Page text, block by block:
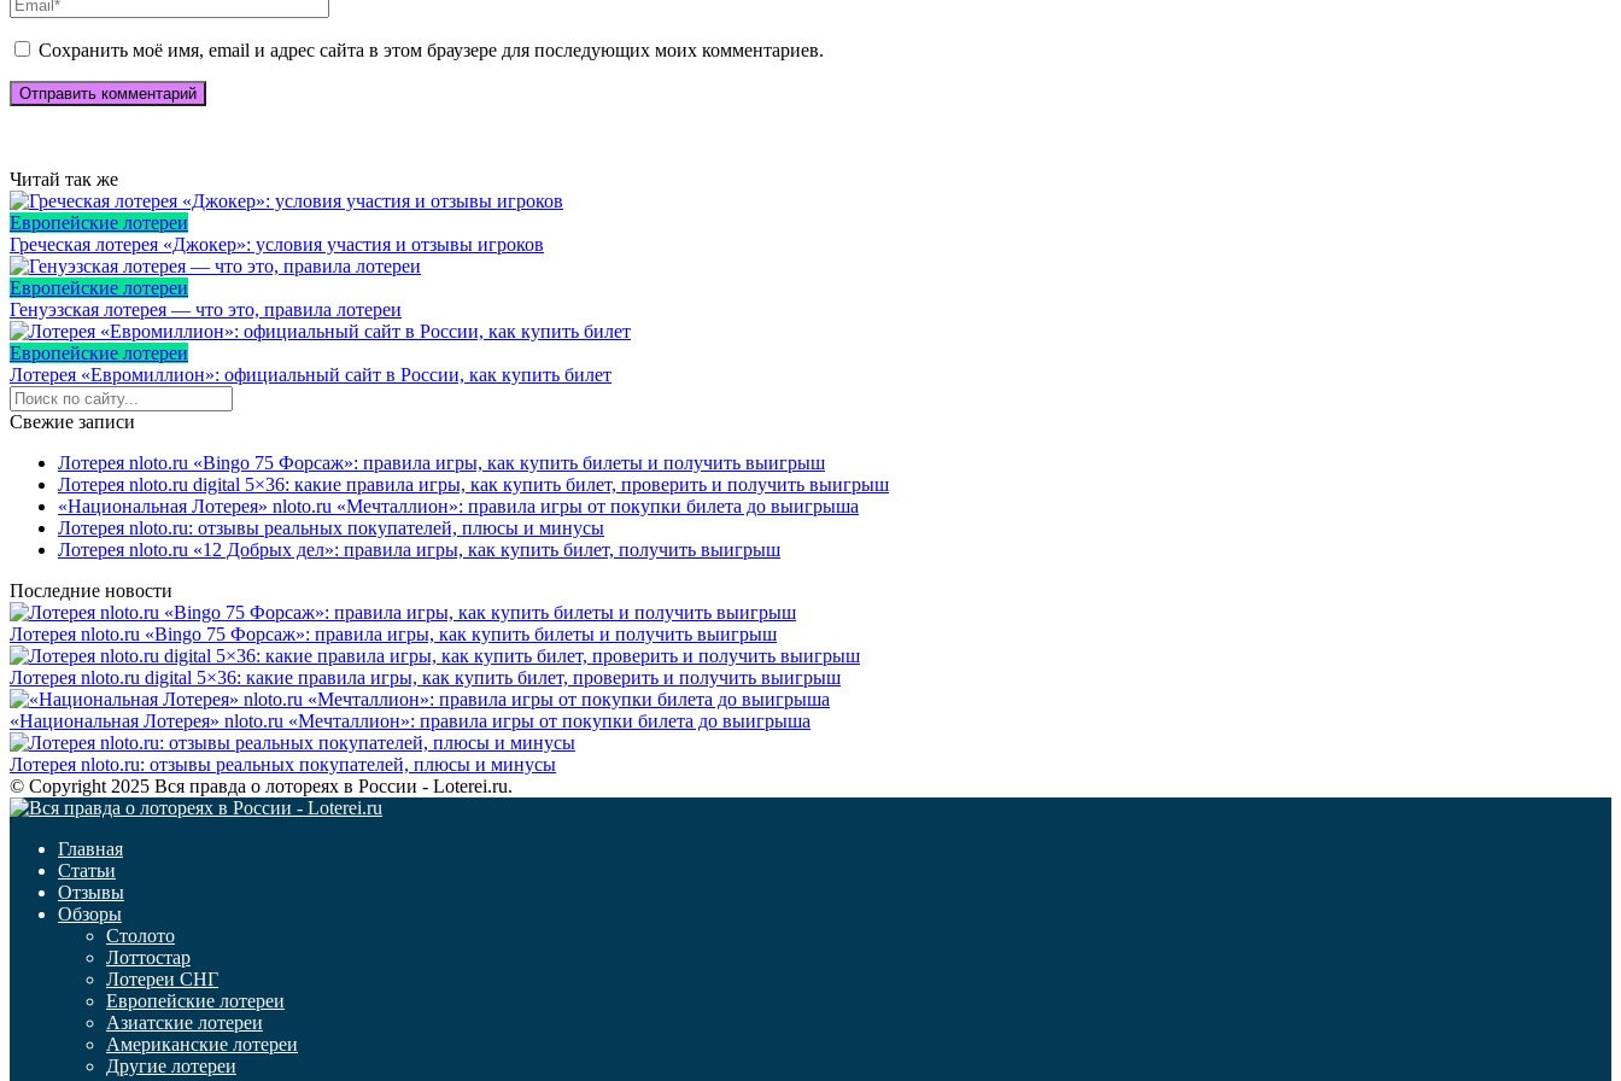
Сохранить моё имя, email и адрес сайта в этом браузере для последующих моих комментариев.
Читай так же
Европейские лотереи
Греческая лотерея «Джокер»: условия участия и отзывы игроков
Европейские лотереи
Генуэзская лотерея — что это, правила лотереи
Европейские лотереи
Лотерея «Евромиллион»: официальный сайт в России, как купить билет
Свежие записи
Лотерея nloto.ru «Bingo 75 Форсаж»: правила игры, как купить билеты и получить выигрыш
Лотерея nloto.ru digital 5×36: какие правила игры, как купить билет, проверить и получить выигрыш
«Национальная Лотерея» nloto.ru «Мечталлион»: правила игры от покупки билета до выигрыша
Лотерея nloto.ru: отзывы реальных покупателей, плюсы и минусы
Лотерея nloto.ru «12 Добрых дел»: правила игры, как купить билет, получить выигрыш
Последние новости
Лотерея nloto.ru «Bingo 75 Форсаж»: правила игры, как купить билеты и получить выигрыш
Лотерея nloto.ru digital 5×36: какие правила игры, как купить билет, проверить и получить выигрыш
«Национальная Лотерея» nloto.ru «Мечталлион»: правила игры от покупки билета до выигрыша
Лотерея nloto.ru: отзывы реальных покупателей, плюсы и минусы
© Copyright 2025 Вся правда о лотореях в России - Loterei.ru.
Главная
Статьи
Отзывы
Обзоры
Столото
Лоттостар
Лотереи СНГ
Европейские лотереи
Азиатские лотереи
Американские лотереи
Другие лотереи